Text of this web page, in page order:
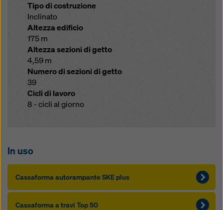
Tipo di costruzione
Inclinato
Altezza edificio
175 m
Altezza sezioni di getto
4,59 m
Numero di sezioni di getto
39
Cicli di lavoro
8 - cicli al giorno
In uso
Cas­saforma autorampante SKE plus
Cas­saforma a travi Top 50